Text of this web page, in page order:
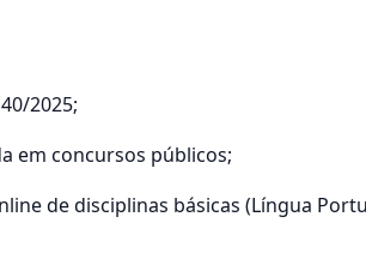
2025;
em concursos públicos;
de disciplinas básicas (Língua